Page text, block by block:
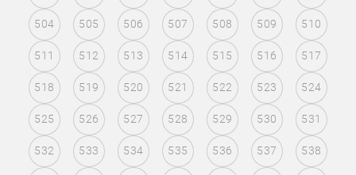
504 505 506 507 508 509 510
511 512 513 514 515 516 517
518 519 520 521 522 523 524
525 526 527 528 529 530 531
532 533 534 535 536 537 538